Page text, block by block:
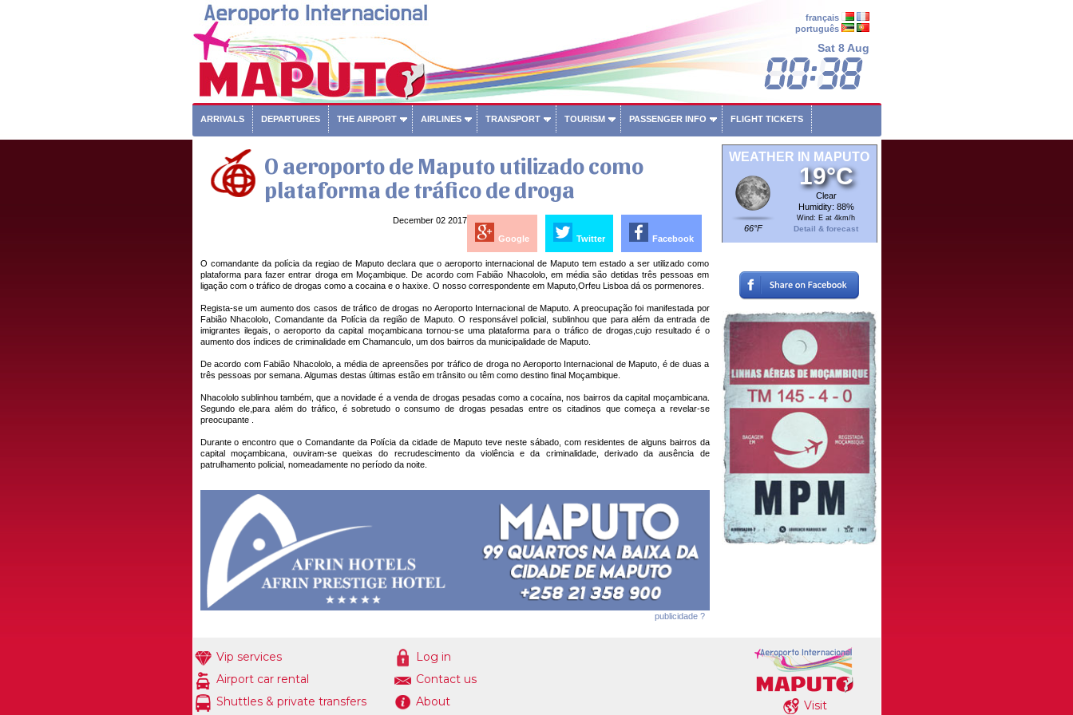
français
português
Sat 8 Aug
ARRIVALS DEPARTURES THE AIRPORT AIRLINES TRANSPORT TOURISM PASSENGER INFO FLIGHT TICKETS
O aeroporto de Maputo utilizado como
plataforma de tráfico de droga
Facebook
Twitter
Google
December 02 2017
O comandante da polícia da regiao de Maputo declara que o aeroporto internacional de Maputo tem estado a ser utilizado como
plataforma para fazer entrar droga em Moçambique. De acordo com Fabião Nhacololo, em média são detidas três pessoas em
ligação com o tráfico de drogas como a cocaina e o haxixe. O nosso correspondente em Maputo,Orfeu Lisboa dá os pormenores.
Regista-se um aumento dos casos de tráfico de drogas no Aeroporto Internacional de Maputo. A preocupação foi manifestada por
Fabião Nhacololo, Comandante da Polícia da região de Maputo. O responsável policial, sublinhou que para além da entrada de
imigrantes ilegais, o aeroporto da capital moçambicana tornou-se uma plataforma para o tráfico de drogas,cujo resultado é o
aumento dos índices de criminalidade em Chamanculo, um dos bairros da municipalidade de Maputo.
De acordo com Fabião Nhacololo, a média de apreensões por tráfico de droga no Aeroporto Internacional de Maputo, é de duas a
três pessoas por semana. Algumas destas últimas estão em trânsito ou têm como destino final Moçambique.
Nhacololo sublinhou também, que a novidade é a venda de drogas pesadas como a cocaína, nos bairros da capital moçambicana.
Segundo ele,para além do tráfico, é sobretudo o consumo de drogas pesadas entre os citadinos que começa a revelar-se
preocupante .
Durante o encontro que o Comandante da Polícia da cidade de Maputo teve neste sábado, com residentes de alguns bairros da
capital moçambicana, ouviram-se queixas do recrudescimento da violência e da criminalidade, derivado da ausência de
patrulhamento policial, nomeadamente no período da noite.
publicidade ?
WEATHER IN MAPUTO
66°F
19°C
Clear
Humidity: 88%
Wind: E at 4km/h
Detail & forecast
Vip services
Airport car rental
Shuttles & private transfers
Log in
Contact us
About
Visit